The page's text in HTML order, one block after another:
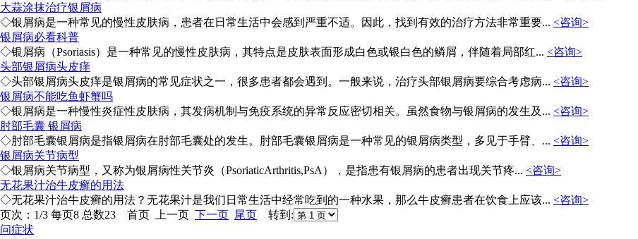
大蒜涂抹治疗银屑病
◇银屑病是一种常见的慢性皮肤病，患者在日常生活中会感到严重不适。因此，找到有效的治疗方法非常重要... <咨询>
银屑病必看科普
◇银屑病（Psoriasis）是一种常见的慢性皮肤病，其特点是皮肤表面形成白色或银白色的鳞屑，伴随着局部红... <咨询>
头部银屑病头皮痒
◇头部银屑病头皮痒是银屑病的常见症状之一，很多患者都会遇到。一般来说，治疗头部银屑病要综合考虑病... <咨询>
银屑病不能吃鱼虾蟹吗
◇银屑病是一种慢性炎症性皮肤病，其发病机制与免疫系统的异常反应密切相关。虽然食物与银屑病的发生及... <咨询>
肘部毛囊 银屑病
◇肘部毛囊银屑病是指银屑病在肘部毛囊处的发生。肘部毛囊银屑病是一种常见的银屑病类型，多见于手臂、... <咨询>
银屑病关节病型
◇银屑病关节病型，又称为银屑病性关节炎（PsoriaticArthritis,PsA），是指患有银屑病的患者出现关节疼... <咨询>
无花果汁治牛皮癣的用法
◇无花果汁治牛皮癣的用法？无花果汁是我们日常生活中经常吃到的一种水果，那么牛皮癣患者在饮食上应该... <咨询>
页次：1/3 每页8 总数23 首页 上一页 下一页 尾页 转到:
问症状